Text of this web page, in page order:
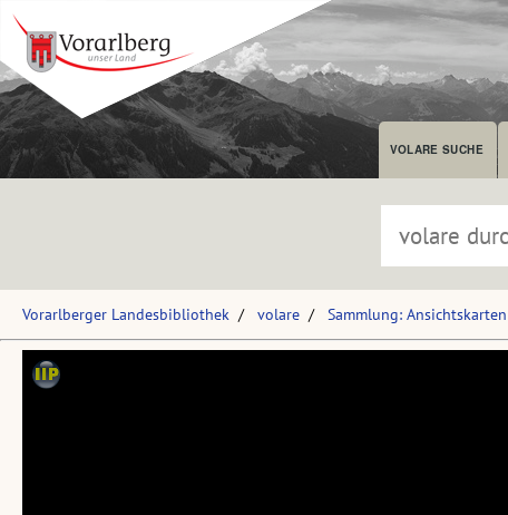
VOLARE SUCHE
Vorarlberger Landesbibliothek volare Sammlung: Ansichtskarten